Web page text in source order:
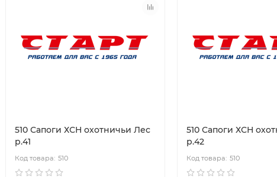
510 Сапоги ХСН охотничьи Лес
р.41
510
510 Сапоги ХСН
р.42
510